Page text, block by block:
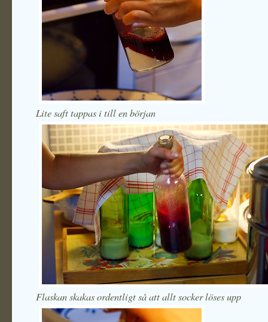
Lite saft tappas i till en början
Flaskan skakas ordentligt så att allt socker löses upp